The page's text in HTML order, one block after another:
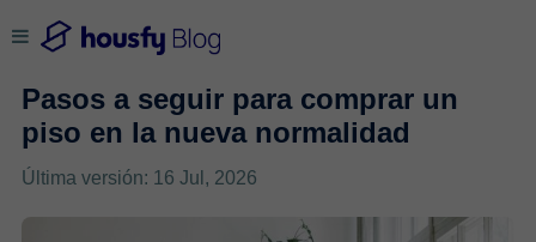
Pasos a seguir para comprar un
piso en la nueva normalidad
Última versión: 16 Jul, 2026